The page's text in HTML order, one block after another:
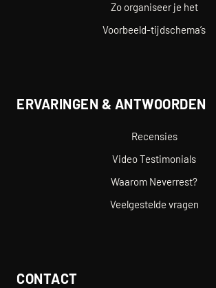
Zo organiseer je het
Voorbeeld-tijdschema’s
ERVARINGEN & ANTWOORDEN
Recensies
Video Testimonials
Waarom Neverrest?
Veelgestelde vragen
CONTACT